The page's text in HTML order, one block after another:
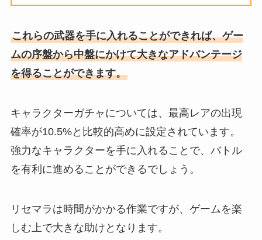
これらの武器を手に入れることができれば、ゲー
ムの序盤から中盤にかけて大きなアドバンテージ
を得ることができます。
キャラクターガチャについては、最高レアの出現
確率が10.5%と比較的高めに設定されています。
強力なキャラクターを手に入れることで、バトル
を有利に進めることができるでしょう。
リセマラは時間がかかる作業ですが、ゲームを楽
しむ上で大きな助けとなります。